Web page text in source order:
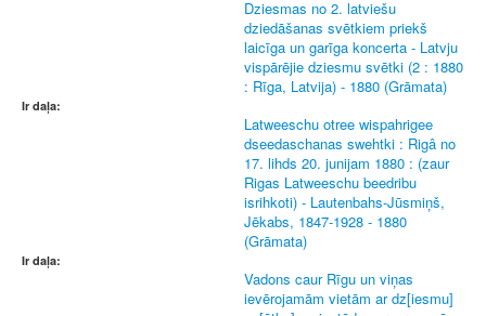
Dziesmas no 2. latviešu
dziedāšanas svētkiem priekš
laicīga un garīga koncerta - Latvju
vispārējie dziesmu svētki (2 : 1880
: Rīga, Latvija) - 1880 (Grāmata)
Ir daļa:
Latweeschu otree wispahrigee
dseedaschanas swehtki : Rigâ no
17. lihds 20. junijam 1880 : (zaur
Rigas Latweeschu beedribu
isrihkoti) - Lautenbahs-Jūsmiņš,
Jēkabs, 1847-1928 - 1880
(Grāmata)
Ir daļa:
Vadons caur Rīgu un viņas
ievērojamām vietām ar dz[iesmu]